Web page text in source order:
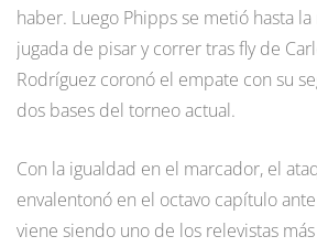
haber. Luego Phipps se metió hasta
jugada de pisar y correr tras fly de
Rodríguez coronó el empate con su
dos bases del torneo actual.
Con la igualdad en el marcador, el
envalentonó en el octavo capítulo
viene siendo uno de los relevistas